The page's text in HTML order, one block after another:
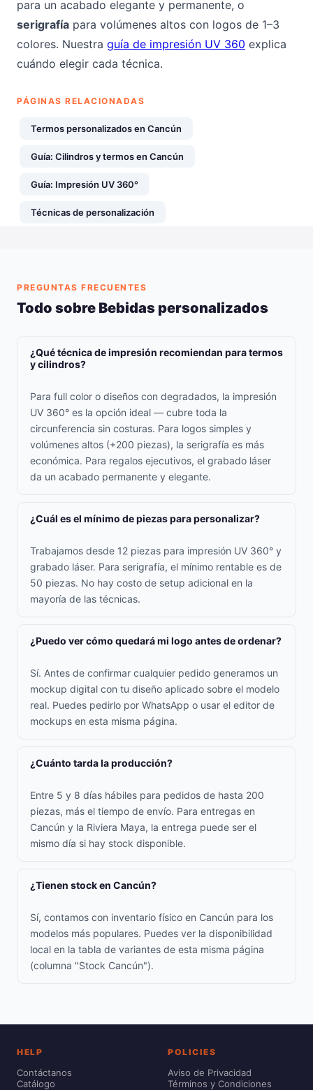
para un acabado elegante y permanente, o
serigrafía para volúmenes altos con logos de 1–3
colores. Nuestra guía de impresión UV 360 explica
cuándo elegir cada técnica.
PÁGINAS RELACIONADAS
Termos personalizados en Cancún
Guía: Cilindros y termos en Cancún
Guía: Impresión UV 360°
Técnicas de personalización
PREGUNTAS FRECUENTES
Todo sobre Bebidas personalizados
¿Qué técnica de impresión recomiendan para termos
y cilindros?
Para full color o diseños con degradados, la impresión
UV 360° es la opción ideal — cubre toda la
circunferencia sin costuras. Para logos simples y
volúmenes altos (+200 piezas), la serigrafía es más
económica. Para regalos ejecutivos, el grabado láser
da un acabado permanente y elegante.
¿Cuál es el mínimo de piezas para personalizar?
Trabajamos desde 12 piezas para impresión UV 360° y
grabado láser. Para serigrafía, el mínimo rentable es de
50 piezas. No hay costo de setup adicional en la
mayoría de las técnicas.
¿Puedo ver cómo quedará mi logo antes de ordenar?
Sí. Antes de confirmar cualquier pedido generamos un
mockup digital con tu diseño aplicado sobre el modelo
real. Puedes pedirlo por WhatsApp o usar el editor de
mockups en esta misma página.
¿Cuánto tarda la producción?
Entre 5 y 8 días hábiles para pedidos de hasta 200
piezas, más el tiempo de envío. Para entregas en
Cancún y la Riviera Maya, la entrega puede ser el
mismo día si hay stock disponible.
¿Tienen stock en Cancún?
Sí, contamos con inventario físico en Cancún para los
modelos más populares. Puedes ver la disponibilidad
local en la tabla de variantes de esta misma página
(columna "Stock Cancún").
HELP
Contáctanos
Catálogo
POLICIES
Aviso de Privacidad
Términos y Condiciones